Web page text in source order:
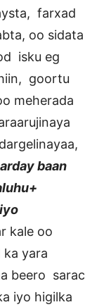
farxad
oo sidata
isku eg
goortu
meherada
baan
kale oo
ka yara
beero sarac
iyo higilka